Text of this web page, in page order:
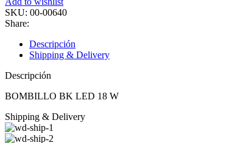
W
cantidad
SKU: 00-00640
Share:
Descripción
Shipping & Delivery
Descripción
BOMBILLO BK LED 18 W
Shipping & Delivery